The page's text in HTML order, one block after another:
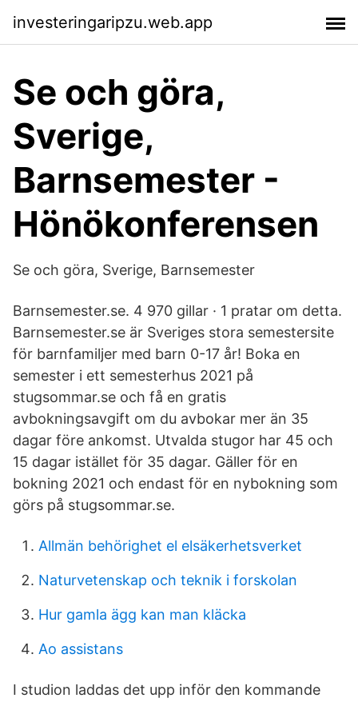
investeringaripzu.web.app
Se och göra,
Sverige,
Barnsemester -
Hönökonferensen
Se och göra, Sverige, Barnsemester
Barnsemester.se. 4 970 gillar · 1 pratar om detta.
Barnsemester.se är Sveriges stora semestersite
för barnfamiljer med barn 0-17 år! Boka en
semester i ett semesterhus 2021 på
stugsommar.se och få en gratis
avbokningsavgift om du avbokar mer än 35
dagar före ankomst. Utvalda stugor har 45 och
15 dagar istället för 35 dagar. Gäller för en
bokning 2021 och endast för en nybokning som
görs på stugsommar.se.
Allmän behörighet el elsäkerhetsverket
Naturvetenskap och teknik i forskolan
Hur gamla ägg kan man kläcka
Ao assistans
I studion laddas det upp inför den kommande